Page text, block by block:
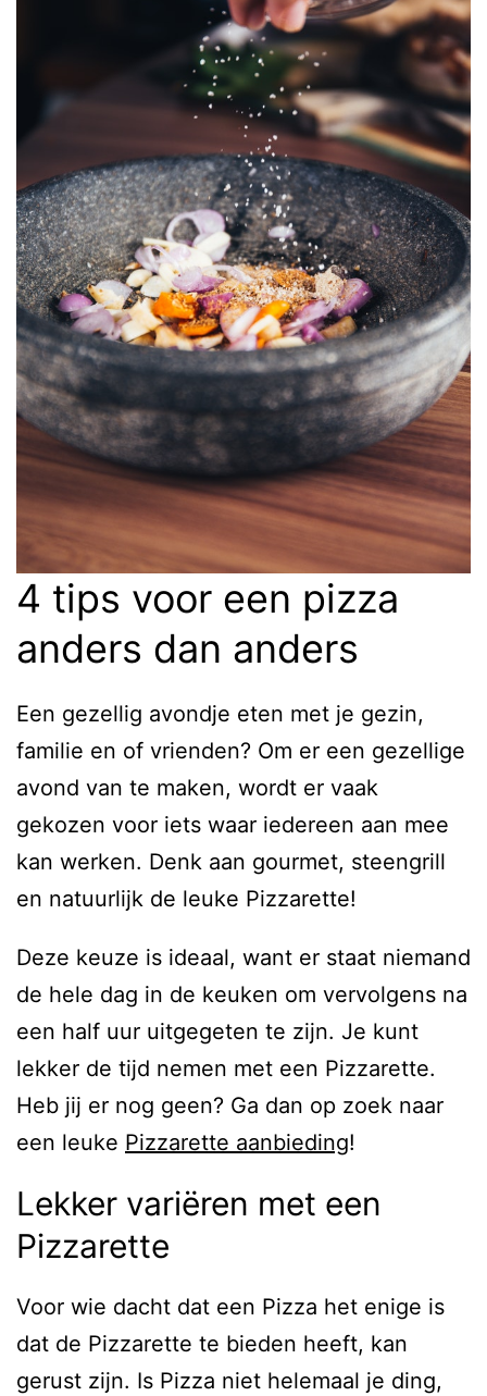
4 tips voor een pizza
anders dan anders
Een gezellig avondje eten met je gezin,
familie en of vrienden? Om er een gezellige
avond van te maken, wordt er vaak
gekozen voor iets waar iedereen aan mee
kan werken. Denk aan gourmet, steengrill
en natuurlijk de leuke Pizzarette!
Deze keuze is ideaal, want er staat niemand
de hele dag in de keuken om vervolgens na
een half uur uitgegeten te zijn. Je kunt
lekker de tijd nemen met een Pizzarette.
Heb jij er nog geen? Ga dan op zoek naar
een leuke Pizzarette aanbieding!
Lekker variëren met een
Pizzarette
Voor wie dacht dat een Pizza het enige is
dat de Pizzarette te bieden heeft, kan
gerust zijn. Is Pizza niet helemaal je ding,